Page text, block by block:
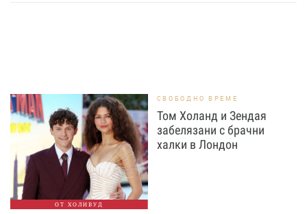
ОТ ХОЛИВУД
СВОБОДНО ВРЕМЕ
Том Холанд и Зендая
забелязани с брачни
халки в Лондон